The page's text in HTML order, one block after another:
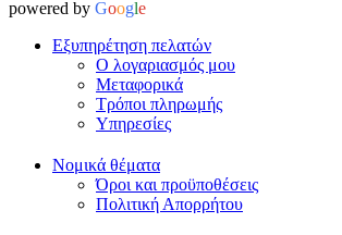
powered by Google
Εξυπηρέτηση πελατών
Ο λογαριασμός μου
Μεταφορικά
Τρόποι πληρωμής
Υπηρεσίες
Νομικά θέματα
Όροι και προϋποθέσεις
Πολιτική Απορρήτου